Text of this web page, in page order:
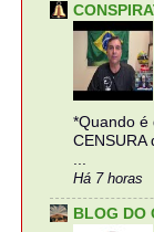
*Quando é
CENSURA
...
Há 7 horas
BLOG DO